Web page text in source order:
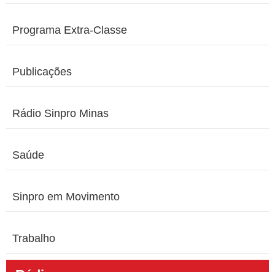
Programa Extra-Classe
Publicações
Rádio Sinpro Minas
Saúde
Sinpro em Movimento
Trabalho